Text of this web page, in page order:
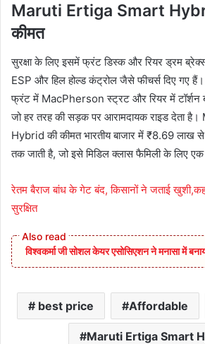
Maruti Ertiga Smart
कीमत
सुरक्षा के लिए इसमें फ्रंट डिस्क और रियर ड्रम
ESP और हिल होल्ड कंट्रोल जैसे फीचर्स दिए गए
फ्रंट में MacPherson स्ट्रट और रियर में टॉर्शन
जो हर तरह की सड़क पर आरामदायक राइड देता
Hybrid की कीमत भारतीय बाजार में ₹8.69
तक जाती है, जो इसे मिडिल क्लास फैमिली के लिए
रेतम बैराज बांध के गेट बंद, किसानों ने जताई
सुरक्षित
विश्वकर्मा जी सोशल केयर एसोसिएशन ने मनासा में
best price Affordable
Maruti Ertiga Smart